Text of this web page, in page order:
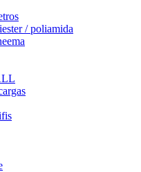
/ poliamida